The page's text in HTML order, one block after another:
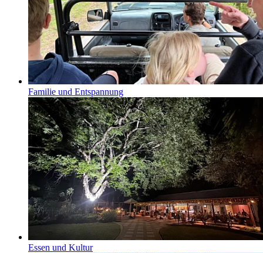
Familie und Entspannung
Essen und Kultur